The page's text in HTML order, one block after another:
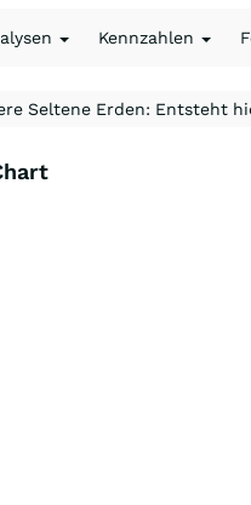
Kennzahlen
Seltene Erden: Entsteht